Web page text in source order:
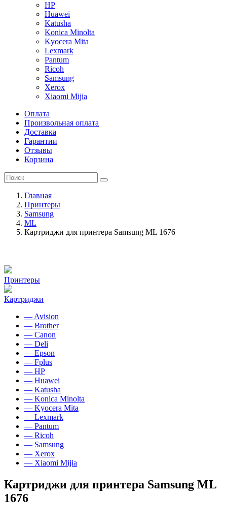
HP
Huawei
Katusha
Konica Minolta
Kyocera Mita
Lexmark
Pantum
Ricoh
Samsung
Xerox
Xiaomi Mijia
Оплата
Произвольная оплата
Доставка
Гарантии
Отзывы
Корзина
Главная
Принтеры
Samsung
ML
Картриджи для принтера Samsung ML 1676
Принтеры
Картриджи
— Avision
— Brother
— Canon
— Deli
— Epson
— Fplus
— HP
— Huawei
— Katusha
— Konica Minolta
— Kyocera Mita
— Lexmark
— Pantum
— Ricoh
— Samsung
— Xerox
— Xiaomi Mijia
Картриджи для принтера Samsung ML
1676